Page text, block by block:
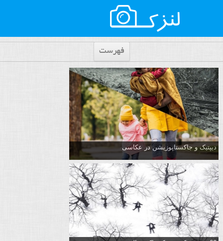
فهرست
دیپتیک و جاکستا‌پوزیشن در عکاسی